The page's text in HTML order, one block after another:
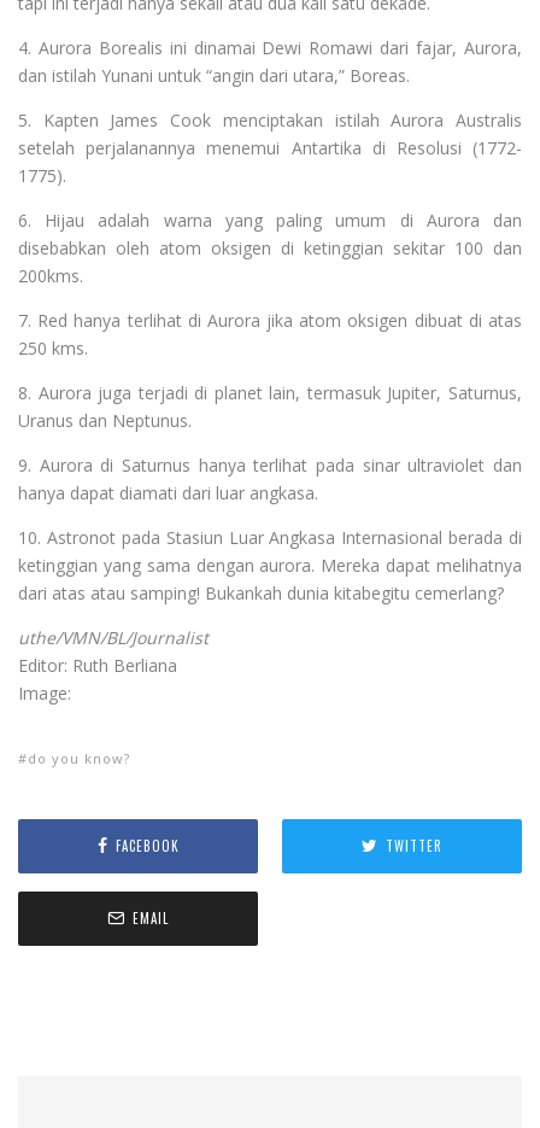
4. Aurora Borealis ini dinamai Dewi Romawi dari fajar, Aurora,
dan istilah Yunani untuk “angin dari utara,” Boreas.
5. Kapten James Cook menciptakan istilah Aurora Australis
setelah perjalanannya menemui Antartika di Resolusi (1772-
1775).
6. Hijau adalah warna yang paling umum di Aurora dan
disebabkan oleh atom oksigen di ketinggian sekitar 100 dan
200kms.
7. Red hanya terlihat di Aurora jika atom oksigen dibuat di atas
250 kms.
8. Aurora juga terjadi di planet lain, termasuk Jupiter, Saturnus,
Uranus dan Neptunus.
9. Aurora di Saturnus hanya terlihat pada sinar ultraviolet dan
hanya dapat diamati dari luar angkasa.
10. Astronot pada Stasiun Luar Angkasa Internasional berada di
ketinggian yang sama dengan aurora. Mereka dapat melihatnya
dari atas atau samping! Bukankah dunia kitabegitu cemerlang?
uthe/VMN/BL/Journalist
Editor: Ruth Berliana
Image:
do you know?
FACEBOOK TWITTER
EMAIL